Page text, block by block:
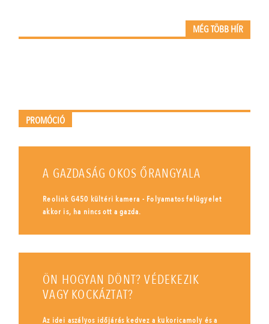
MÉG TÖBB HÍR
PROMÓCIÓ
A GAZDASÁG OKOS ŐRANGYALA
Reolink G450 kültéri kamera - Folyamatos felügyelet
akkor is, ha nincs ott a gazda.
ÖN HOGYAN DÖNT? VÉDEKEZIK
VAGY KOCKÁZTAT?
Az idei aszályos időjárás kedvez a kukoricamoly és a